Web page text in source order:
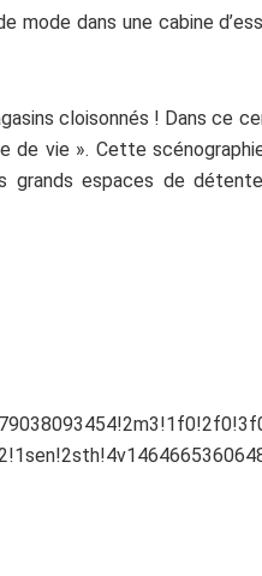
dans une cabine
cloisonnés ! Dans ce
vie ». Cette
grands espaces de